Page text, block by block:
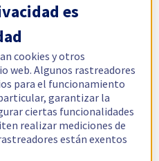
es
cookies y otros
web. Algunos rastreadores
para el funcionamiento
garantizar la
ciertas funcionalidades
realizar mediciones de
están exentos